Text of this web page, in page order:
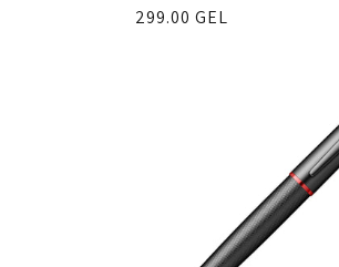
რეგულარული
299.00 GEL